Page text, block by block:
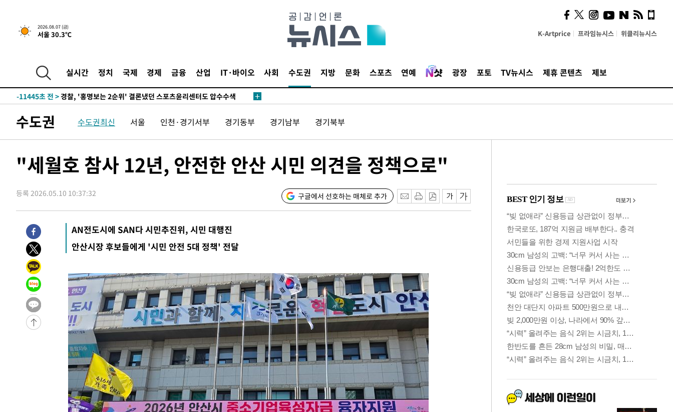
2026.08.07 (금)
서울 30.3℃ K-Artprice 프라임뉴시스 위클리뉴시스
실시간 정치 국제 경제 금융 산업 IT·바이오 사회 수도권 지방 문화 스포츠 연예 광장 포토 TV뉴시스 제휴 콘텐츠 제보
6시간 전 >내일까지 39도 '펄펄'…기상청 "태풍 지나며 폭염 잠시 꺾인다"
-13967초 전 >
[속보] 뉴욕증시, 혼조 출발…나스닥 0.3%↓, 다우 0.14%↑
-12760초 전 >
-11445초 전 >경찰, '홍명보는 2순위' 결론냈던 스포츠윤리센터도 압수수색
53분 전 >日방위성, 北이 동해로 쏜 발사체는 탄도미사일 가능성
1시간 전 >[속보] SKT, 에이닷 서비스 장애 발생…"원인 파악 중"
1시간 전 >'낮 최고 39도' 불볕더위…한밤 열대야도 계속[내일날씨]
1시간 전 >"韓 외환시장 개입 관측 배경엔 美의 대한국 무역적자 있어"
1시간 전 >'월드컵 탈락 후폭풍' 축구협회…초유의 압수수색에 '충격·당황'
1시간 전 >
서울 낮 37.9도, 올여름 최고치 경신…영등포 순간 '40도'
1시간 전 >
[속보]종합특검, 대검 추가 압수수색…내란 중요임무종사 혐의
3시간 전 >
[속보]코스닥, 800p 회복…0.26% 오른 801.67 마감
3시간 전 >
3시간 전 >
[속보]원·달러 환율, 0.7원 내린 1423.8원 마감
3시간 전 >
"여기 떨어졌다"…다누리, 스페이스X 로켓 달 충돌 흔적 포착
4시간 전 >
손흥민, 5경기 연속골 실패…LAFC는 승부차기 끝 과달라하라 격파
6시간 전 >
내일까지 39도 '펄펄'…기상청 "태풍 지나며 폭염 잠시 꺾인다"
'월드컵 탈락 후폭풍' 축구협회…11시간 걸린 초유의 압수수색(종
[속보] 뉴욕증시, 혼조 출발…나스닥 0.3%↓, 다우 0.14%↑
축구협회, 15년 전 심판 성 접대 파문에 "현재는 내부 지침 준수"
경찰, '홍명보는 2순위' 결론냈던 스포츠윤리센터도 압수수색
[속보]합참 "北 발사체는 단거리탄도미사일…감시·경계태세 강화"
日방위성, 北이 동해로 쏜 발사체는 탄도미사일 가능성
수도권 수도권최신 서울 인천·경기서부 경기동부 경기남부 경기북부
"세월호 참사 12년, 안전한 안산 시민 의견을 정책으로"
등록 2026.05.10 10:37:32 구글에서 선호하는 매체로 추가
AN전도시에 SAN다 시민추진위, 시민 대행진
안산시장 후보들에게 '시민 안전 5대 정책' 전달
의견, 국토부·LH에 충실히
전달할 것"